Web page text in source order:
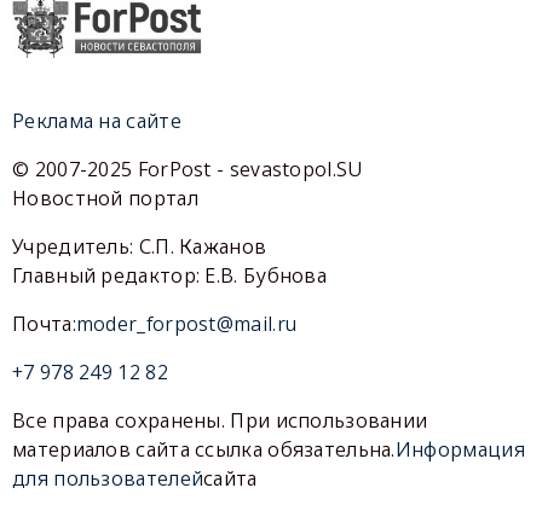
Реклама на сайте
© 2007-2025 ForPost - sevastopol.SU
Новостной портал
Учредитель: С.П. Кажанов
Главный редактор: Е.В. Бубнова
Почта:moder_forpost@mail.ru
+7 978 249 12 82
Все права сохранены. При использовании
материалов сайта ссылка обязательна.Информация
для пользователейсайта